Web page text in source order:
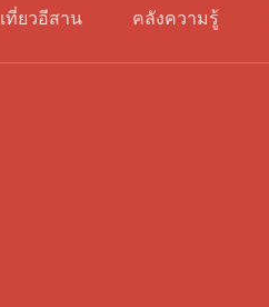
เที่ยวอีสาน คลังความรู้